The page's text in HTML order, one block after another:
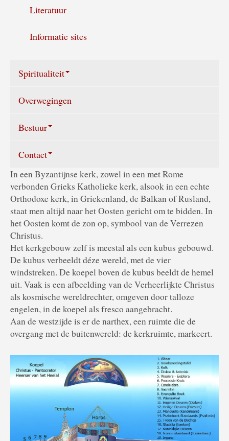
Literatuur
Informatie sites
Spiritualiteit
Symboliek
Wat ons bezielt
Overwegingen
Bestuur
Samenstelling bestuur
Jaarverslag
ANBI
Contact
Stuur een e-mail
Contactpersonen
In een Byzantijnse kerk, zowel in een met Rome
verbonden Grieks Katholieke kerk, alsook in een echte
Orthodoxe kerk, in Griekenland, de Balkan of Rusland,
staat men altijd naar het Oosten gericht om te bidden. In
het Oosten komt de zon op, symbool van de Verrezen
Christus.
Het kerkgebouw zelf is meestal als een kubus gebouwd.
De kubus verbeeldt déze wereld, met de vier
windstreken. De koepel boven de kubus beeldt de hemel
uit. Vaak is een afbeelding van de Verheerlijkte Christus
als kosmische wereldrechter, omgeven door talloze
engelen, in de koepel als fresco aangebracht.
Aan de westzijde is er de narthex, een ruimte die de
overgang met de buitenwereld: de kerkruimte, markeert.